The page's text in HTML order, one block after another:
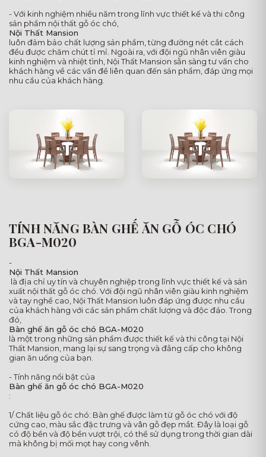
- Với kinh nghiệm nhiều năm trong lĩnh vực thiết kế và thi công
sản phẩm nội thất gỗ óc chó,
Nội Thất Mansion
luôn đảm bảo chất lượng sản phẩm, từng đường nét cắt cách
đều được chăm chút tỉ mỉ. Ngoài ra, với đội ngũ nhân viên giàu
kinh nghiệm và nhiệt tình, Nội Thất Mansion sẵn sàng tư vấn cho
khách hàng về các vấn đề liên quan đến sản phẩm, đáp ứng mọi
nhu cầu của khách hàng.
TÍNH NĂNG BÀN GHẾ ĂN GỖ ÓC CHÓ
BGA-M020
-
Nội Thất Mansion
là địa chỉ uy tín và chuyên nghiệp trong lĩnh vực thiết kế và sản
xuất nội thất gỗ óc chó. Với đội ngũ nhân viên giàu kinh nghiệm
và tay nghề cao, Nội Thất Mansion luôn đáp ứng được nhu cầu
của khách hàng với các sản phẩm chất lượng và độc đáo. Trong
đó,
Bàn ghế ăn gỗ óc chó BGA-M020
là một trong những sản phẩm được thiết kế và thi công tại Nội
Thất Mansion, mang lại sự sang trọng và đẳng cấp cho không
gian ăn uống của bạn.
- Tính năng nổi bật của
Bàn ghế ăn gỗ óc chó BGA-M020
:
1/ Chất liệu gỗ óc chó: Bàn ghế được làm từ gỗ óc chó với độ
cứng cao, màu sắc đặc trưng và vân gỗ đẹp mắt. Đây là loại gỗ
có độ bền và độ bền vượt trội, có thể sử dụng trong thời gian dài
mà không bị mối mọt hay cong vênh.